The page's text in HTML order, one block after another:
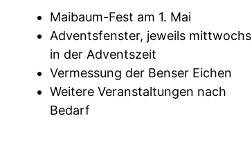
Maibaum-Fest am 1. Mai
Adventsfenster, jeweils mittwochs
in der Adventszeit
Vermessung der Benser Eichen
Weitere Veranstaltungen nach
Bedarf